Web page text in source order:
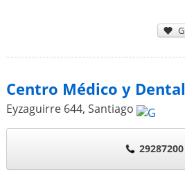
Centro Médico y
Eyzaguirre 644, Santiago
29287200